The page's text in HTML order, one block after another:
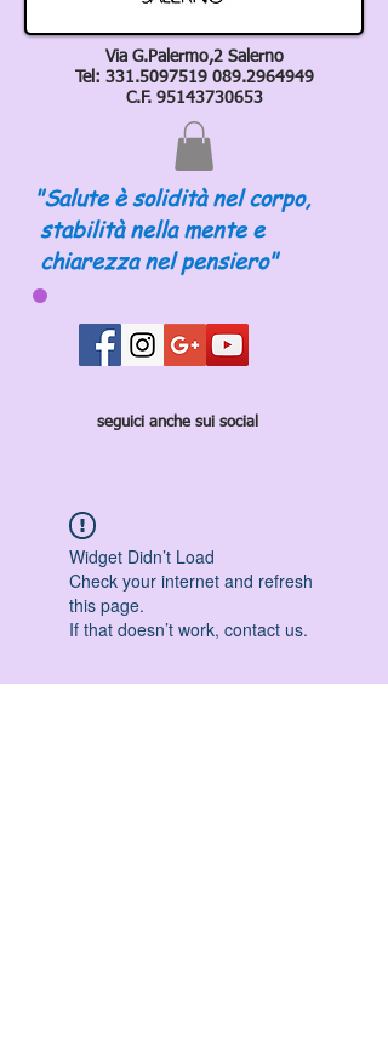
Via G.Palermo,2 Salerno
Tel: 331.5097519 089.2964949
C.F. 95143730653
"Salute è solidità nel corpo,
stabilità nella mente e
chiarezza nel pensiero"
seguici anche sui social
Widget Didn’t Load
Check your internet and refresh
this page.
If that doesn’t work, contact us.